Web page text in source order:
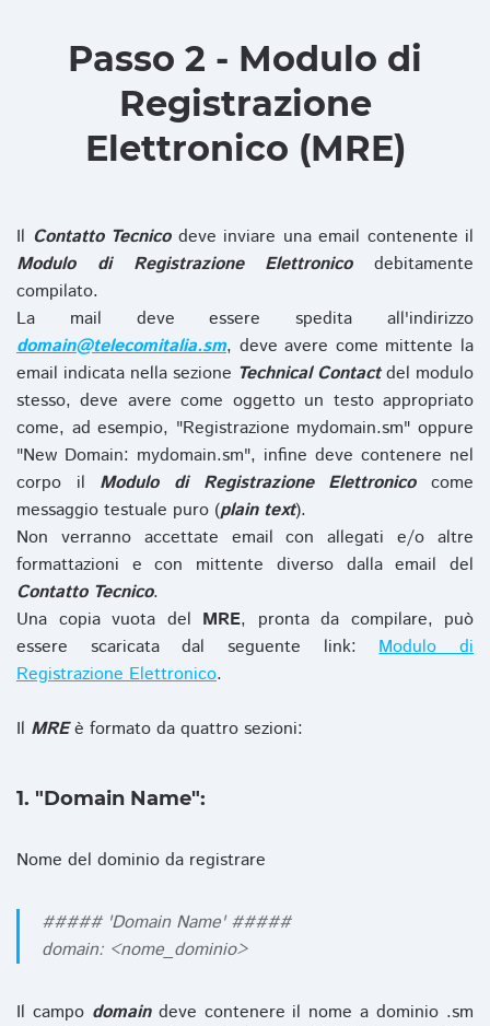
Passo 2 - Modulo di
Registrazione
Elettronico (MRE)
Il Contatto Tecnicodeve inviare una email contenente il
Modulo di Registrazione Elettronicodebitamente
compilato.
La mail deve essere spedita all'indirizzo
domain@telecomitalia.sm, deve avere come mittente la
email indicata nella sezione Technical Contactdel modulo
stesso, deve avere come oggetto un testo appropriato
come, ad esempio, "Registrazione mydomain.sm" oppure
"New Domain: mydomain.sm", infine deve contenere nel
corpo il Modulo di Registrazione Elettronicocome
messaggio testuale puro (plain text).
Non verranno accettate email con allegati e/o altre
formattazioni e con mittente diverso dalla email del
Contatto Tecnico.
Una copia vuota del MRE, pronta da compilare, può
essere scaricata dal seguente link:Modulo di
Registrazione Elettronico.
Il MREè formato da quattro sezioni:
1. "Domain Name":
Nome del dominio da registrare
##### 'Domain Name' #####
domain: <nome_dominio>
Il campo domaindeve contenere il nome a dominio .sm